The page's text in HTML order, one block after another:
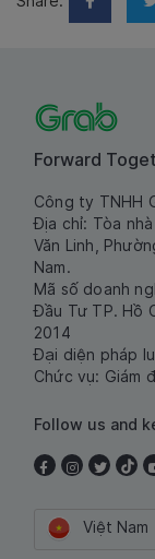
Forward
Công ty TNHH
Địa chỉ: Tòa
Văn Linh,
Nam.
Mã số doanh
Đầu Tư TP. Hồ
2014
Đại diện pháp
Chức vụ: Giám
Follow us and
Việt Nam